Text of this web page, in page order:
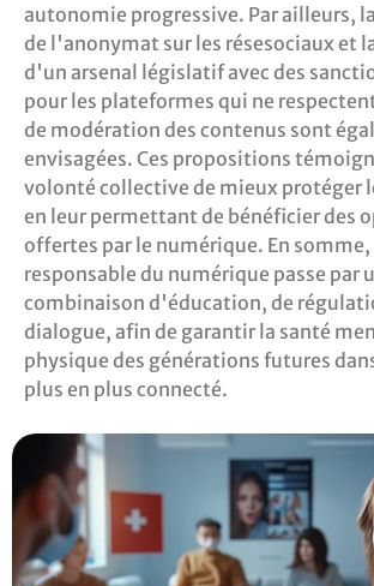
autonomie progressive. Par ailleurs,
de l'anonymat sur les résesociaux et
d'un arsenal législatif avec des
pour les plateformes qui ne
de modération des contenus sont
envisagées. Ces propositions
volonté collective de mieux protéger
en leur permettant de bénéficier des
offertes par le numérique. En
responsable du numérique passe par
combinaison d'éducation, de
dialogue, afin de garantir la santé
physique des générations futures
plus en plus connecté.